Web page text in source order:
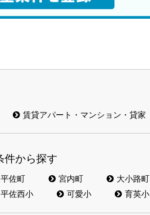
賃貸アパート・マンション・貸家
件から探す
平佐町 宮内町 大小路町
平佐西小 可愛小 育英小